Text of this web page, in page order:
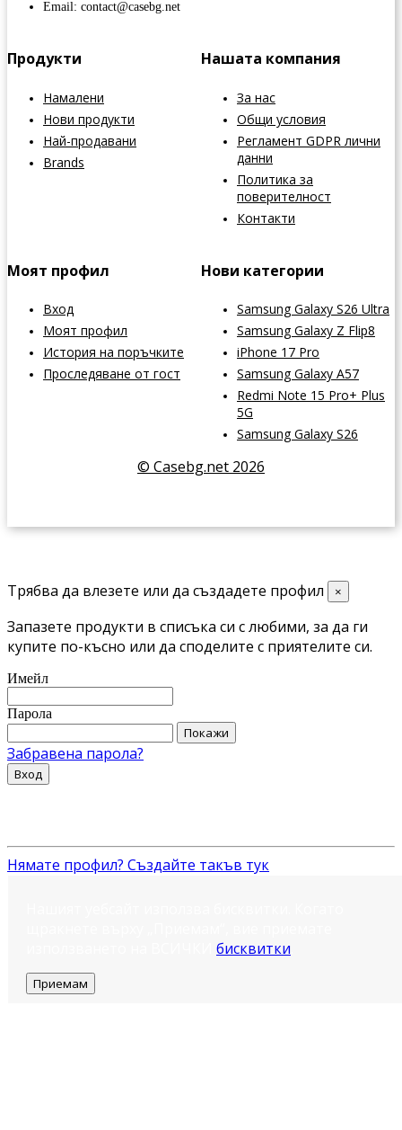
Email: contact@casebg.net
Продукти
Намалени
Нови продукти
Най-продавани
Brands
Нашата компания
За нас
Общи условия
Регламент GDPR лични
данни
Политика за
поверителност
Контакти
Моят профил
Вход
Моят профил
История на поръчките
Проследяване от гост
Нови категории
Samsung Galaxy S26 Ultra
Samsung Galaxy Z Flip8
iPhone 17 Pro
Samsung Galaxy A57
Redmi Note 15 Pro+ Plus
5G
Samsung Galaxy S26
© Casebg.net 2026
Трябва да влезете или да създадете профил ×
Запазете продукти в списъка си с любими, за да ги
купите по-късно или да споделите с приятелите си.
Имейл
Парола
Покажи
Забравена парола?
Вход
Нямате профил? Създайте такъв тук
бисквитки
Приемам